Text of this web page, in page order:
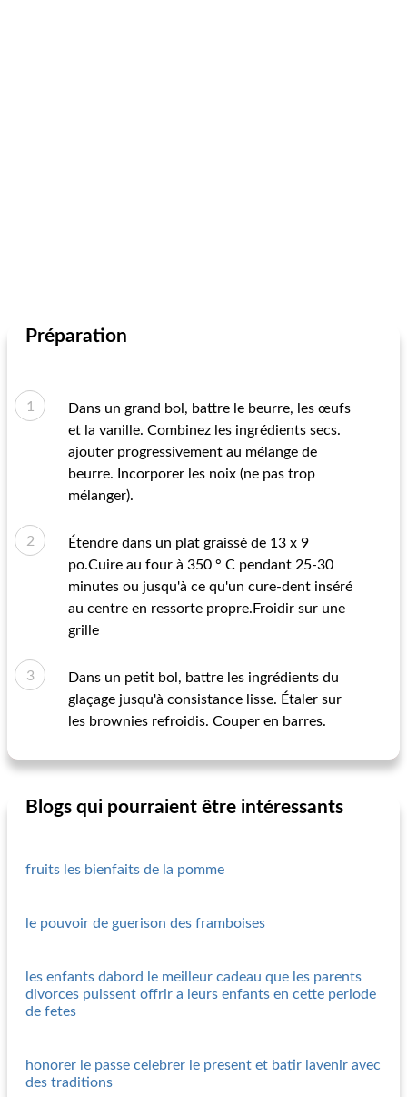
Préparation
Dans un grand bol, battre le beurre, les œufs
et la vanille. Combinez les ingrédients secs.
ajouter progressivement au mélange de
beurre. Incorporer les noix (ne pas trop
mélanger).
Étendre dans un plat graissé de 13 x 9
po.Cuire au four à 350 ° C pendant 25-30
minutes ou jusqu'à ce qu'un cure-dent inséré
au centre en ressorte propre.Froidir sur une
grille
Dans un petit bol, battre les ingrédients du
glaçage jusqu'à consistance lisse. Étaler sur
les brownies refroidis. Couper en barres.
Blogs qui pourraient être intéressants
fruits les bienfaits de la pomme
le pouvoir de guerison des framboises
les enfants dabord le meilleur cadeau que les parents
divorces puissent offrir a leurs enfants en cette periode
de fetes
honorer le passe celebrer le present et batir lavenir avec
des traditions